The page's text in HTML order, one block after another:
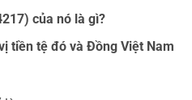
của nó là gì?
tiền tệ đó và Đồng Việt Nam